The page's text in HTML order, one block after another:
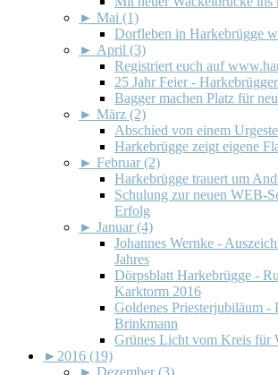
► Mai (1)
Dorfleben in Harkebrügge
► April (3)
Registriert euch auf
25 Jahr Feier -
Bagger machen Platz für
► März (2)
Abschied von einem
Harkebrügge zeigt eigene
► Februar (2)
Harkebrügge trauert um
Schulung zur neuen WEB-
Erfolg
► Januar (4)
Johannes Wernke -
Jahres
Dörpsblatt Harkebrügge -
Karktorm 2016
Goldenes Priesterjubiläum -
Brinkmann
Grünes Licht vom Kreis für
► 2016 (19)
► Dezember (3)